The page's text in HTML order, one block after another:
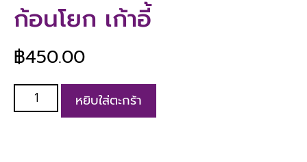
ก้อนโยก เก้าอี้
฿450.00
หยิบใส่ตะกร้า